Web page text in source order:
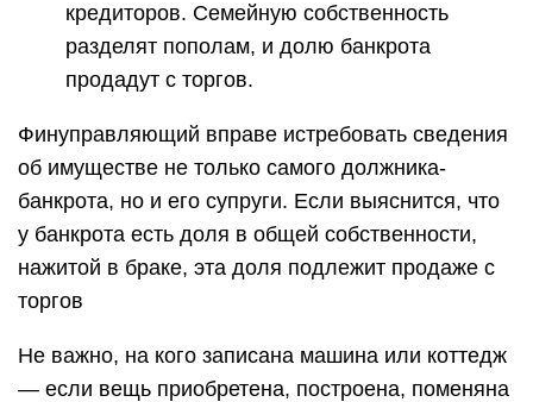
кредиторов. Семейную собственность
разделят пополам, и долю банкрота
продадут с торгов.
Финуправляющий вправе истребовать сведения
об имуществе не только самого должника-
банкрота, но и его супруги. Если выяснится, что
у банкрота есть доля в общей собственности,
нажитой в браке, эта доля подлежит продаже с
торгов
Не важно, на кого записана машина или коттедж
— если вещь приобретена, построена, поменяна